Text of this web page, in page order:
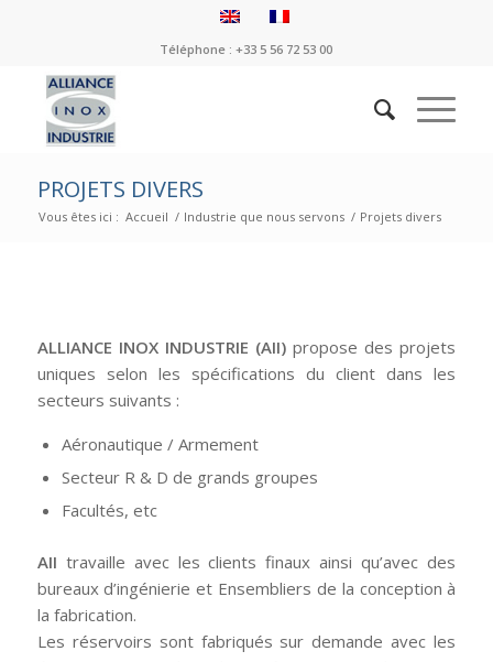
Téléphone : +33 5 56 72 53 00
PROJETS DIVERS
Vous êtes ici : Accueil / Industrie que nous servons / Projets divers
ALLIANCE INOX INDUSTRIE (AII) propose des projets
uniques selon les spécifications du client dans les
secteurs suivants :
Aéronautique / Armement
Secteur R & D de grands groupes
Facultés, etc
AII travaille avec les clients finaux ainsi qu’avec des
bureaux d’ingénierie et Ensembliers de la conception à
la fabrication.
Les réservoirs sont fabriqués sur demande avec les